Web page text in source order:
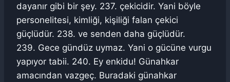
dayanır gibi bir şey. 237. çekicidir. Yani böyle
personelitesi, kimliği, kişiliği falan çekici
güçlüdür. 238. ve senden daha güçlüdür.
239. Gece gündüz uymaz. Yani o gücüne vurgu
yapıyor tabii. 240. Ey enkidu! Günahkar
amacından vazgeç. Buradaki günahkar